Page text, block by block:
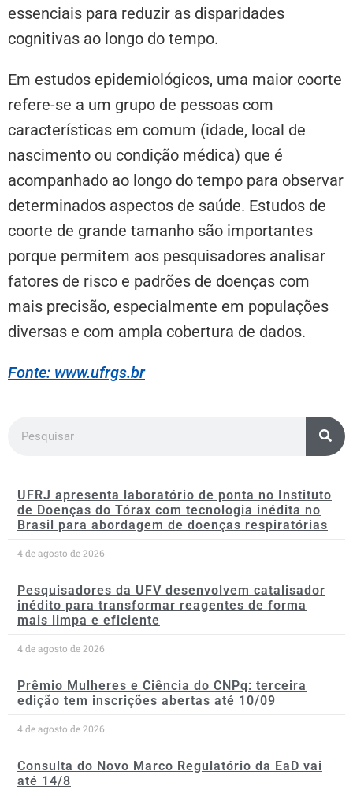
essenciais para reduzir as disparidades
cognitivas ao longo do tempo.
Em estudos epidemiológicos, uma maior coorte
refere-se a um grupo de pessoas com
características em comum (idade, local de
nascimento ou condição médica) que é
acompanhado ao longo do tempo para observar
determinados aspectos de saúde. Estudos de
coorte de grande tamanho são importantes
porque permitem aos pesquisadores analisar
fatores de risco e padrões de doenças com
mais precisão, especialmente em populações
diversas e com ampla cobertura de dados.
Fonte: www.ufrgs.br
UFRJ apresenta laboratório de ponta no Instituto
de Doenças do Tórax com tecnologia inédita no
Brasil para abordagem de doenças respiratórias
4 de agosto de 2026
Pesquisadores da UFV desenvolvem catalisador
inédito para transformar reagentes de forma
mais limpa e eficiente
4 de agosto de 2026
Prêmio Mulheres e Ciência do CNPq: terceira
edição tem inscrições abertas até 10/09
4 de agosto de 2026
Consulta do Novo Marco Regulatório da EaD vai
até 14/8